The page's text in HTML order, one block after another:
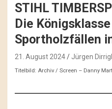
STIHL
Die
Sportholzfällen
21. August 2024 Jürgen Dirrigl
Titelbild: Archiv / Screen – Danny